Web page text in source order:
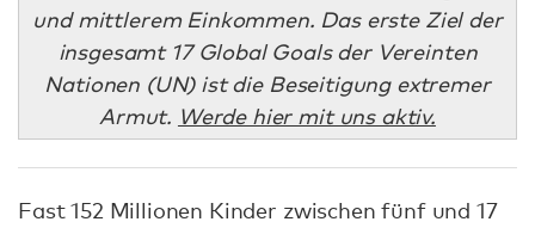
und mittlerem Einkommen. Das erste Ziel der
insgesamt 17 Global Goals der Vereinten
Nationen (UN) ist die Beseitigung extremer
Armut. Werde hier mit uns aktiv.
Fast 152 Millionen Kinder zwischen fünf und 17